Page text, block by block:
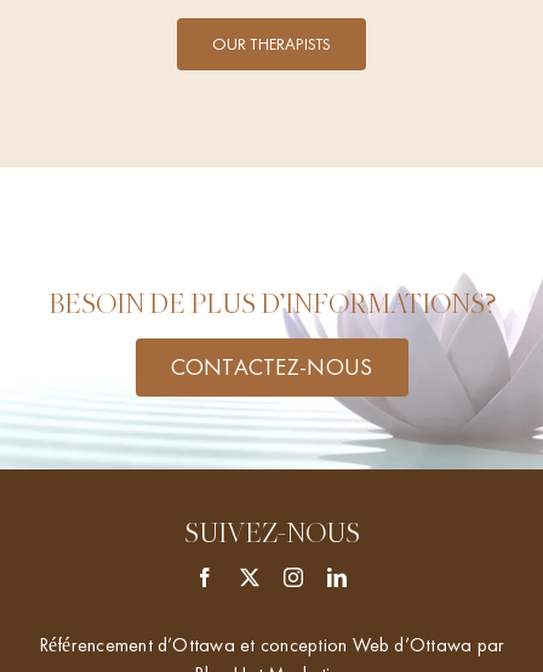
OUR THERAPISTS
BESOIN DE PLUS D’INFORMATIONS?
CONTACTEZ-NOUS
SUIVEZ-NOUS
Référencement d’Ottawa et conception Web d’Ottawa par